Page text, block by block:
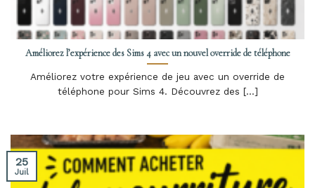
Améliorez l’expérience des Sims 4 avec un nouvel override de téléphone
Améliorez votre expérience de jeu avec un override de
téléphone pour Sims 4. Découvrez des [...]
25
Juil